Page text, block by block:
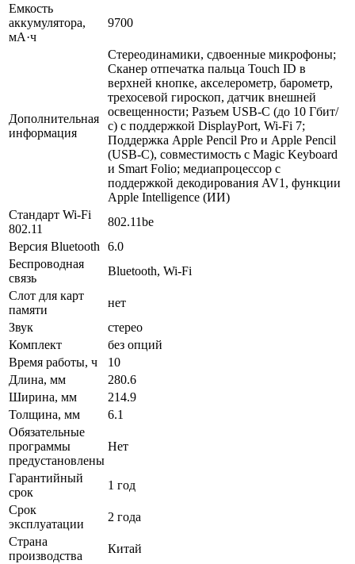
Емкость
аккумулятора,
мА·ч
9700
Дополнительная
информация
Стереодинамики, сдвоенные микрофоны;
Сканер отпечатка пальца Touch ID в
верхней кнопке, акселерометр, барометр,
трехосевой гироскоп, датчик внешней
освещенности; Разъем USB‑C (до 10 Гбит/
с) с поддержкой DisplayPort, Wi-Fi 7;
Поддержка Apple Pencil Pro и Apple Pencil
(USB-C), совместимость с Magic Keyboard
и Smart Folio; медиапроцессор с
поддержкой декодирования AV1, функции
Apple Intelligence (ИИ)
Стандарт Wi-Fi
802.11
802.11be
Версия Bluetooth
6.0
Беспроводная
связь
Bluetooth, Wi-Fi
Слот для карт
памяти
нет
Звук
стерео
Комплект
без опций
Время работы, ч
10
Длина, мм
280.6
Ширина, мм
214.9
Толщина, мм
6.1
Обязательные
программы
предустановлены
Нет
Гарантийный
срок
1 год
Срок
эксплуатации
2 года
Страна
производства
Китай